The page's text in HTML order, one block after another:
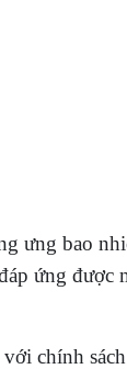
ưng bao
ứng được
chính